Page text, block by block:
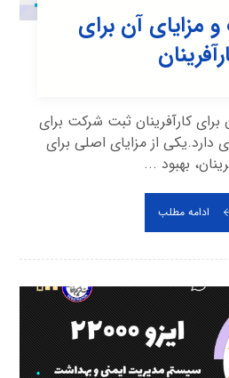
مزایای آن برای
کارآفرینان ثبت شرکت برای
دارد.یکی از مزایای اصلی برای
بهبود ...
ادامه مطلب